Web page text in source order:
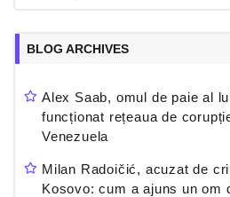
BLOG ARCHIVES
Alex Saab, omul de paie al
funcționat rețeaua de
Venezuela
Milan Radoičić, acuzat de
Kosovo: cum a ajuns un om